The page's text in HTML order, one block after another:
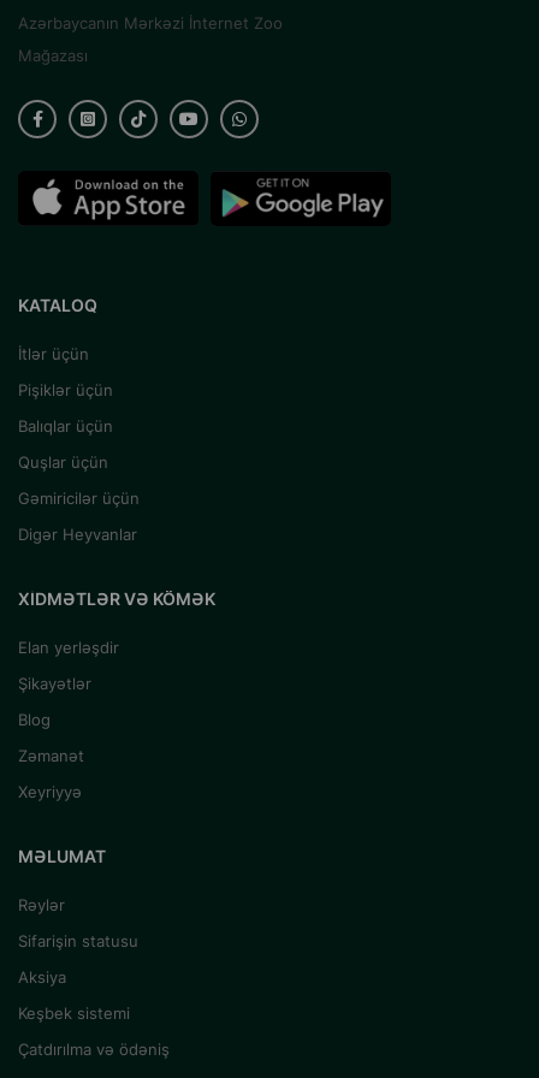
Azərbaycanın Mərkəzi İnternet Zoo
Mağazası
KATALOQ
İtlər üçün
Pişiklər üçün
Balıqlar üçün
Quşlar üçün
Gəmiricilər üçün
Digər Heyvanlar
XIDMƏTLƏR VƏ KÖMƏK
Elan yerləşdir
Şikayətlər
Blog
Zəmanət
Xeyriyyə
MƏLUMAT
Rəylər
Sifarişin statusu
Aksiya
Keşbek sistemi
Çatdırılma və ödəniş